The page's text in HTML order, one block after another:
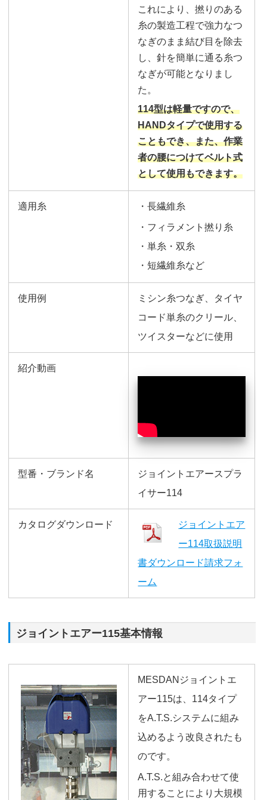
これにより、撚りのある
糸の製造工程で強力なつ
なぎのまま結び目を除去
し、針を簡単に通る糸つ
なぎが可能となりまし
た。
114型は軽量ですので、
HANDタイプで使用する
こともでき、また、作業
者の腰につけてベルト式
として使用もできます。
適用糸 ・長繊維糸
・フィラメント撚り糸
・単糸・双糸
・短繊維糸など
使用例
ミシン糸つなぎ、タイヤ
コード単糸のクリール、
ツイスターなどに使用
紹介動画
型番・ブランド名
ジョイントエアースプラ
イサー114
カタログダウンロード
ジョイントエア
ー114取扱説明
書ダウンロード請求フォ
ーム
ジョイントエアー115基本情報
MESDANジョイントエ
アー115は、114タイプ
をA.T.S.システムに組み
込めるよう改良されたも
のです。
A.T.S.と組み合わせて使
用することにより大規模